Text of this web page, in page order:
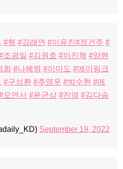
#혁 #강래연 #이유진 #정건주 #
조광일 #김원효 #이진혁 #양현
희 #나혜령 #이미도 #에이핑크
#구성환 #추영우 #박수현 #에
오연서 #윤균상 #진영 #김다솜
September 19, 2022